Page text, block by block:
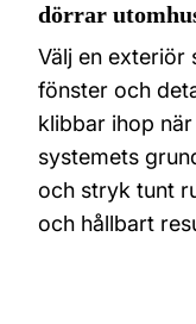
dörrar
Välj en exteriör
fönster och
klibbar ihop
systemets
och stryk tunt
och hållbart